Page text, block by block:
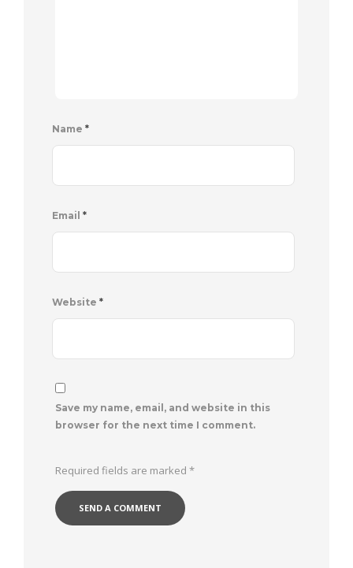
Name *
Email *
Website *
Save my name, email, and website in this
browser for the next time I comment.
Required fields are marked *